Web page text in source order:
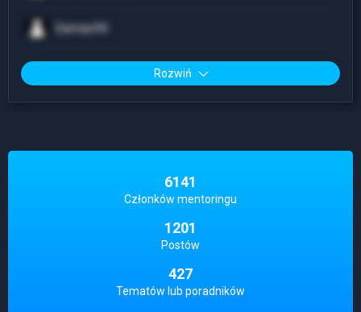
Damian94
Rozwiń
6141
Członków mentoringu
1201
Postów
427
Tematów lub poradników